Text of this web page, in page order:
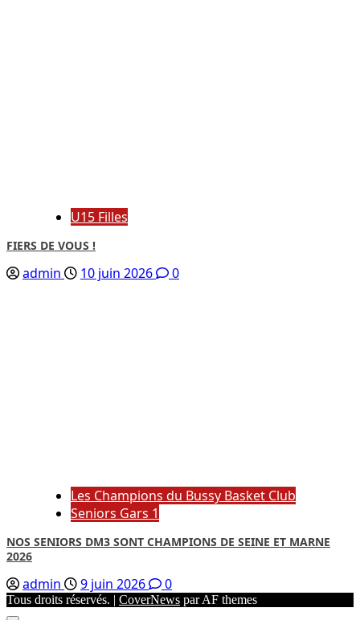
U15 Filles
FIERS DE VOUS !
admin 10 juin 2026 0
Les Champions du Bussy Basket Club
Seniors Gars 1
NOS SENIORS DM3 SONT CHAMPIONS DE SEINE ET MARNE
2026
admin 9 juin 2026 0
Tous droits réservés. | CoverNews par AF themes